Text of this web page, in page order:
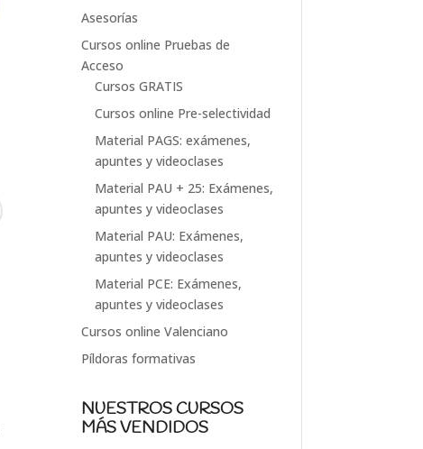
Asesorías
Cursos online Pruebas de
Acceso
Cursos GRATIS
Cursos online Pre-selectividad
Material PAGS: exámenes,
apuntes y videoclases
Material PAU + 25: Exámenes,
apuntes y videoclases
Material PAU: Exámenes,
apuntes y videoclases
Material PCE: Exámenes,
apuntes y videoclases
Cursos online Valenciano
Píldoras formativas
NUESTROS CURSOS
MÁS VENDIDOS